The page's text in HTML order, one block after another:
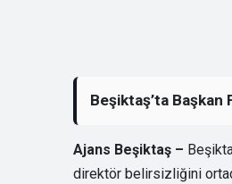
Beşiktaş’ta
Ajans Beşiktaş –
direktör belirsizliğini